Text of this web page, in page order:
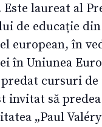
Este laureat al
de educație
european, în
în Uniunea
cursuri
invitat să
„Paul